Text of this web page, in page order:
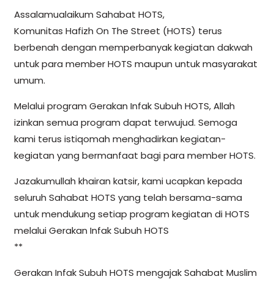
Assalamualaikum Sahabat HOTS,
Komunitas Hafizh On The Street (HOTS) terus
berbenah dengan memperbanyak kegiatan dakwah
untuk para member HOTS maupun untuk masyarakat
umum.
Melalui program Gerakan Infak Subuh HOTS, Allah
izinkan semua program dapat terwujud. Semoga
kami terus istiqomah menghadirkan kegiatan-
kegiatan yang bermanfaat bagi para member HOTS.
Jazakumullah khairan katsir, kami ucapkan kepada
seluruh Sahabat HOTS yang telah bersama-sama
untuk mendukung setiap program kegiatan di HOTS
melalui Gerakan Infak Subuh HOTS
**
Gerakan Infak Subuh HOTS mengajak Sahabat Muslim